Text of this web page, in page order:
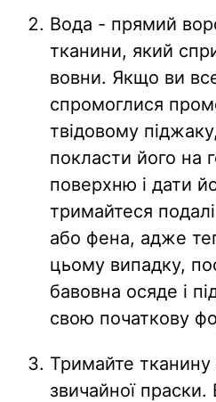
Вода - прямий
тканини, який
вовни. Якщо ви
спромоглися
твідовому
покласти його на
поверхню і дати
тримайтеся подалі
або фена, адже
цьому випадку,
бавовна осяде і
свою початкову
Тримайте тканину
звичайної